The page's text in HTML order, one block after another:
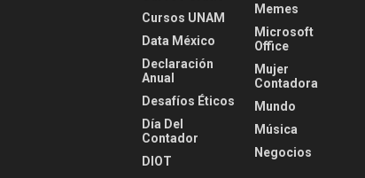
Cursos UNAM
Data México
Declaración
Anual
Desafíos Éticos
Día Del
Contador
DIOT
Memes
Microsoft
Office
Mujer
Contadora
Mundo
Música
Negocios